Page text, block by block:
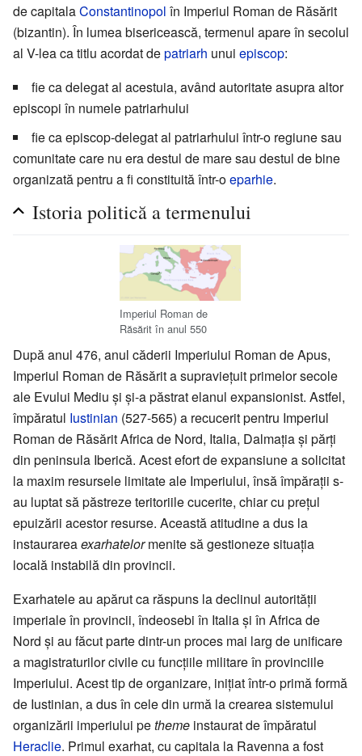
de capitalaConstantinopol în Imperiul Roman de Răsărit
(bizantin). În lumea bisericească, termenul apare în secolul
al V-lea ca titlu acordat depatriarh unui episcop:
fie ca delegat al acestuia, având autoritate asupra altor
episcopi în numele patriarhului
fie ca episcop-delegat al patriarhului într-o regiune sau
comunitate care nu era destul de mare sau destul de bine
organizată pentru a fi constituită într-oeparhie.
Istoria politică a termenului
Imperiul Roman de
Răsărit în anul 550
După anul 476, anul căderii Imperiului Roman de Apus,
Imperiul Roman de Răsărit a supraviețuit primelor secole
ale Evului Mediu și și-a păstrat elanul expansionist. Astfel,
împăratul Iustinian (527-565) a recucerit pentru Imperiul
Roman de Răsărit Africa de Nord, Italia, Dalmația și părți
din peninsula Iberică. Acest efort de expansiune a solicitat
la maxim resursele limitate ale Imperiului, însă împărații s-
au luptat să păstreze teritoriile cucerite, chiar cu prețul
epuizării acestor resurse. Această atitudine a dus la
instaurareaexarhatelormenite să gestioneze situația
locală instabilă din provincii.
Exarhatele au apărut ca răspuns la declinul autorității
imperiale în provincii, îndeosebi în Italia și în Africa de
Nord și au făcut parte dintr-un proces mai larg de unificare
a magistraturilor civile cu funcțiile militare în provinciile
Imperiului. Acest tip de organizare, inițiat într-o primă formă
de Iustinian, a dus în cele din urmă la crearea sistemului
organizării imperiului petheme instaurat de împăratul
Heraclie. Primul exarhat, cu capitala la Ravenna a fost